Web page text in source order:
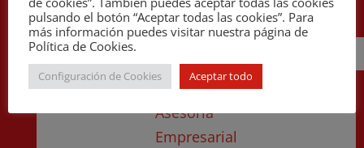
Asesoría
Empresarial
pulsando el botón “Aceptar todas las cookies”. Para
más información puedes visitar nuestra página de
Política de Cookies.
Configuración de Cookies Aceptar todo